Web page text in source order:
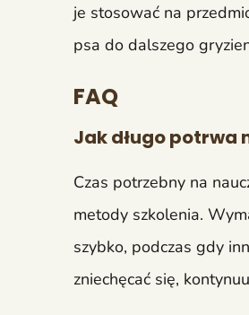
je stosować na
psa do dalszego
FAQ
Jak długo potrwa
Czas potrzebny na
metody szkolenia.
szybko, podczas gdy
zniechęcać się,